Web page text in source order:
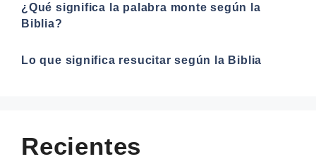
¿Qué significa la palabra monte según la
Biblia?
Lo que significa resucitar según la Biblia
Recientes